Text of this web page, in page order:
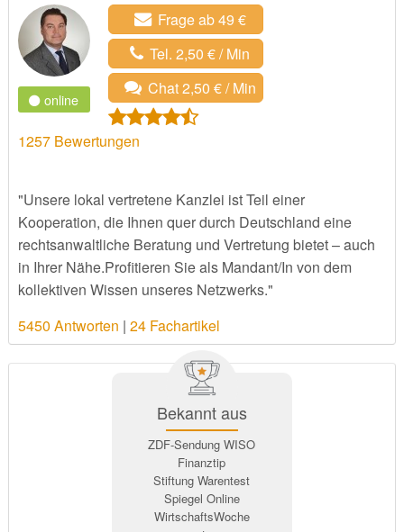
online
Frage ab 49 €
Tel. 2,50 € / Min
Chat 2,50 € / Min
1257Bewertungen
"Unsere lokal vertretene Kanzlei ist Teil einer
Kooperation, die Ihnen quer durch Deutschland eine
rechtsanwaltliche Beratung und Vertretung bietet – auch
in Ihrer Nähe.Profitieren Sie als Mandant/In von dem
kollektiven Wissen unseres Netzwerks."
5450 Antworten | 24 Fachartikel
Bekannt aus
ZDF-Sendung WISO
Finanztip
Stiftung Warentest
Spiegel Online
WirtschaftsWoche